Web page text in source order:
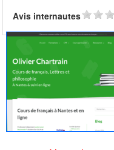
Avis internautes